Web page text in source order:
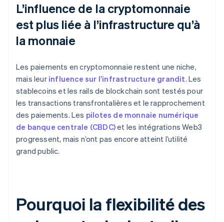
L’influence de la cryptomonnaie
est plus liée à l’infrastructure qu’à
la monnaie
Les paiements en cryptomonnaie restent une niche,
mais leur influence sur l’infrastructure grandit. Les
stablecoins et les rails de blockchain sont testés pour
les transactions transfrontalières et le rapprochement
des paiements. Les pilotes de monnaie numérique
de banque centrale (CBDC)et les intégrations Web3
progressent, mais n’ont pas encore atteint l’utilité
grand public.
Pourquoi la flexibilité des